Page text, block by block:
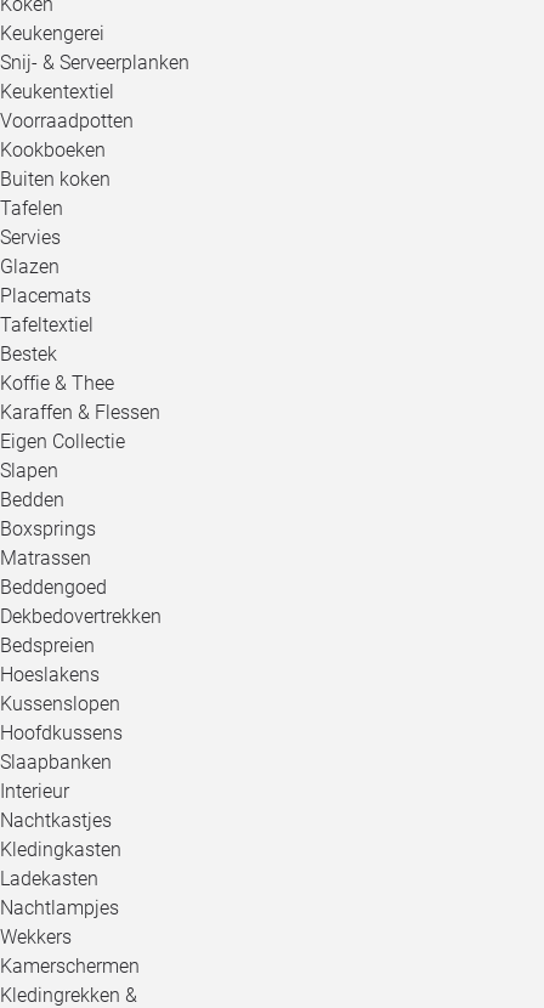
Keukengerei
Snij- & Serveerplanken
Keukentextiel
Voorraadpotten
Kookboeken
Buiten koken
Tafelen
Servies
Glazen
Placemats
Tafeltextiel
Bestek
Koffie & Thee
Karaffen & Flessen
Eigen Collectie
Slapen
Bedden
Boxsprings
Matrassen
Beddengoed
Dekbedovertrekken
Bedspreien
Hoeslakens
Kussenslopen
Hoofdkussens
Slaapbanken
Interieur
Nachtkastjes
Kledingkasten
Ladekasten
Nachtlampjes
Wekkers
Kamerschermen
Kledingrekken &